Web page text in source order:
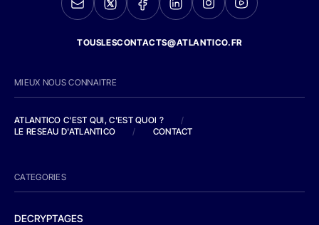
TOUSLESCONTACTS@ATLANTICO.FR
MIEUX NOUS CONNAITRE
ATLANTICO C'EST QUI, C'EST QUOI ?
/
LE RESEAU D'ATLANTICO
/ CONTACT
CATEGORIES
DECRYPTAGES